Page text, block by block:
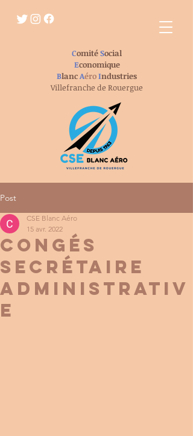
ComitéSocial
Economique
BlancAéroIndustries
Villefranche de Rouergue
Post
Congés
secrétaire
administrativ
e
CSE Blanc Aéro
15 avr. 2022